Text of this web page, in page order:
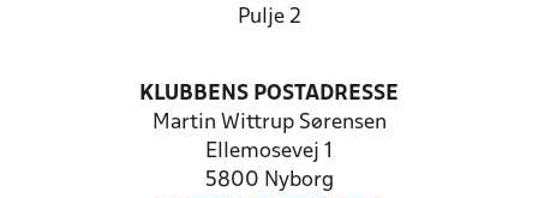
Pulje 2
KLUBBENS POSTADRESSE
Martin Wittrup Sørensen
Ellemosevej 1
5800 Nyborg